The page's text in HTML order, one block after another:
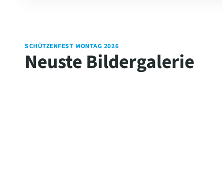
SCHÜTZENFEST MONTAG 2026
Neuste Bildergalerie